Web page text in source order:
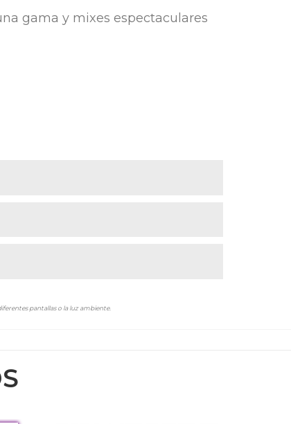
gama y mixes espectaculares
pantallas o la luz ambiente.